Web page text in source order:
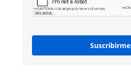
Suscribirme